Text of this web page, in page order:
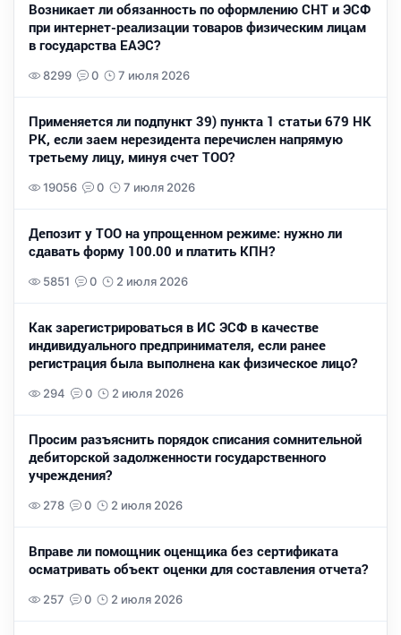
Возникает ли обязанность по оформлению СНТ и ЭСФ
при интернет-реализации товаров физическим лицам
в государства ЕАЭС?
8299 0 7 июля 2026
Применяется ли подпункт 39) пункта 1 статьи 679 НК
РК, если заем нерезидента перечислен напрямую
третьему лицу, минуя счет ТОО?
19056 0 7 июля 2026
Депозит у ТОО на упрощенном режиме: нужно ли
сдавать форму 100.00 и платить КПН?
5851 0 2 июля 2026
Как зарегистрироваться в ИС ЭСФ в качестве
индивидуального предпринимателя, если ранее
регистрация была выполнена как физическое лицо?
294 0 2 июля 2026
Просим разъяснить порядок списания сомнительной
дебиторской задолженности государственного
учреждения?
278 0 2 июля 2026
Вправе ли помощник оценщика без сертификата
осматривать объект оценки для составления отчета?
257 0 2 июля 2026